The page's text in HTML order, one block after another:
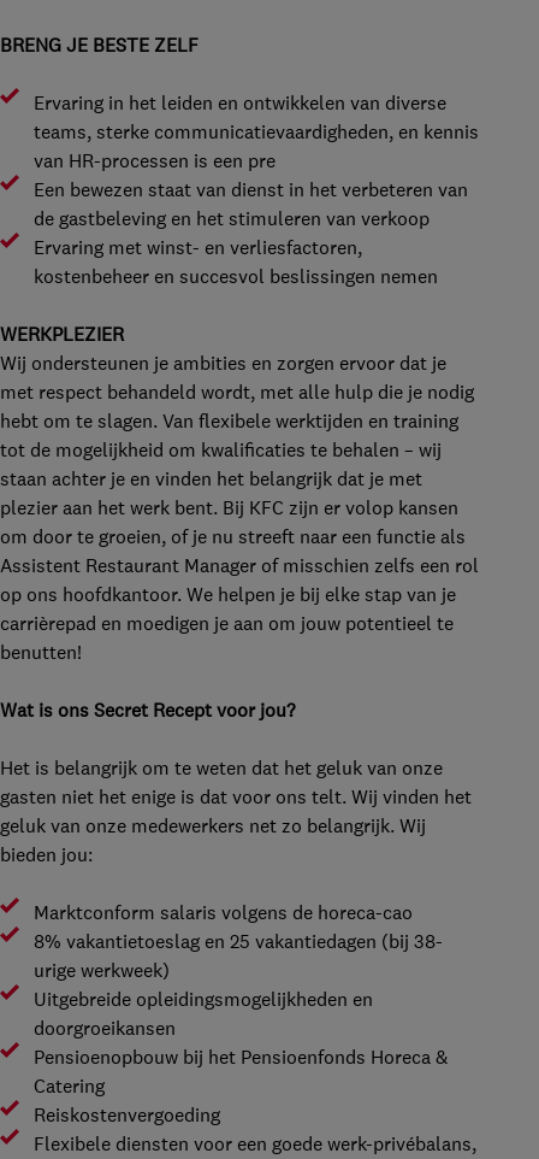
BRENG JE BESTE ZELF
Ervaring in het leiden en ontwikkelen van diverse
teams, sterke communicatievaardigheden, en kennis
van HR-processen is een pre
Een bewezen staat van dienst in het verbeteren van
de gastbeleving en het stimuleren van verkoop
Ervaring met winst- en verliesfactoren,
kostenbeheer en succesvol beslissingen nemen
WERKPLEZIER
Wij ondersteunen je ambities en zorgen ervoor dat je
met respect behandeld wordt, met alle hulp die je nodig
hebt om te slagen. Van flexibele werktijden en training
tot de mogelijkheid om kwalificaties te behalen – wij
staan achter je en vinden het belangrijk dat je met
plezier aan het werk bent. Bij KFC zijn er volop kansen
om door te groeien, of je nu streeft naar een functie als
Assistent Restaurant Manager of misschien zelfs een rol
op ons hoofdkantoor. We helpen je bij elke stap van je
carrièrepad en moedigen je aan om jouw potentieel te
benutten!
Wat is ons Secret Recept voor jou?
Het is belangrijk om te weten dat het geluk van onze
gasten niet het enige is dat voor ons telt. Wij vinden het
geluk van onze medewerkers net zo belangrijk. Wij
bieden jou:
Marktconform salaris volgens de horeca-cao
8% vakantietoeslag en 25 vakantiedagen (bij 38-
urige werkweek)
Uitgebreide opleidingsmogelijkheden en
doorgroeikansen
Pensioenopbouw bij het Pensioenfonds Horeca &
Catering
Reiskostenvergoeding
Flexibele diensten voor een goede werk-privébalans,